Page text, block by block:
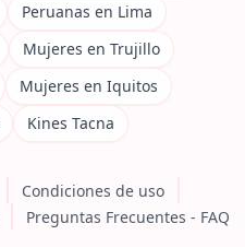
Peruanas en Lima
Mujeres en Trujillo
Mujeres en Iquitos
Kines Tacna
Condiciones de uso
Preguntas Frecuentes - FAQ